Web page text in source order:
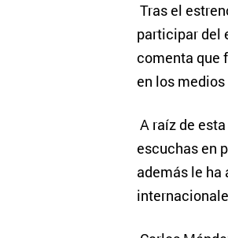
Tras el
participar del
comenta que
en los
A raíz de
escuchas en
además le ha